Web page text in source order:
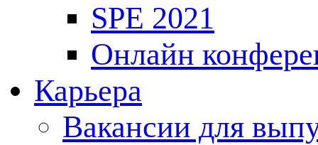
SPE 2021
Онлайн
Карьера
Вакансии для